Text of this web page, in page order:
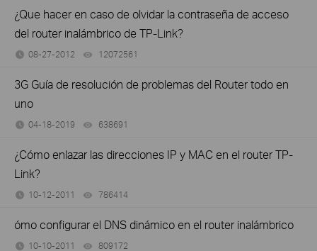
¿Que hacer en caso de olvidar la contraseña de acceso
del router inalámbrico de TP-Link?
08-27-2012 12072561
3G Guía de resolución de problemas del Router todo en
uno
04-18-2019 638691
¿Cómo enlazar las direcciones IP y MAC en el router TP-
Link?
10-12-2011 786414
ómo configurar el DNS dinámico en el router inalámbrico
10-10-2011 809172